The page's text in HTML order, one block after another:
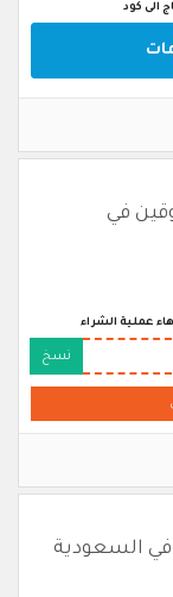
الى كود
في
عملية الشراء
نسخ